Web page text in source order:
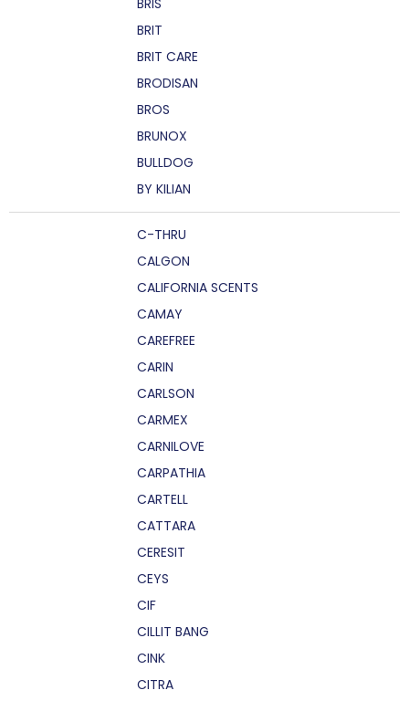
BRIS
BRIT
BRIT CARE
BRODISAN
BROS
BRUNOX
BULLDOG
BY KILIAN
C-THRU
CALGON
CALIFORNIA SCENTS
CAMAY
CAREFREE
CARIN
CARLSON
CARMEX
CARNILOVE
CARPATHIA
CARTELL
CATTARA
CERESIT
CEYS
CIF
CILLIT BANG
CINK
CITRA